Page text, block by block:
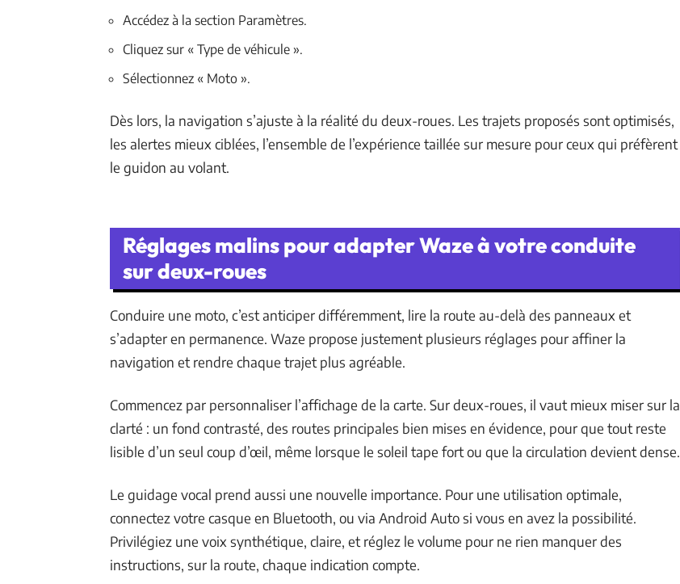
Accédez à la section Paramètres.
Cliquez sur « Type de véhicule ».
Sélectionnez « Moto ».
Dès lors, la navigation s’ajuste à la réalité du deux-roues. Les trajets proposés sont optimisés,
les alertes mieux ciblées, l’ensemble de l’expérience taillée sur mesure pour ceux qui préfèrent
le guidon au volant.
Réglages malins pour adapter Waze à votre conduite
sur deux-roues
Conduire une moto, c’est anticiper différemment, lire la route au-delà des panneaux et
s’adapter en permanence. Waze propose justement plusieurs réglages pour affiner la
navigation et rendre chaque trajet plus agréable.
Commencez par personnaliser l’affichage de la carte. Sur deux-roues, il vaut mieux miser sur la
clarté : un fond contrasté, des routes principales bien mises en évidence, pour que tout reste
lisible d’un seul coup d’œil, même lorsque le soleil tape fort ou que la circulation devient dense.
Le guidage vocal prend aussi une nouvelle importance. Pour une utilisation optimale,
connectez votre casque en Bluetooth, ou via Android Auto si vous en avez la possibilité.
Privilégiez une voix synthétique, claire, et réglez le volume pour ne rien manquer des
instructions, sur la route, chaque indication compte.